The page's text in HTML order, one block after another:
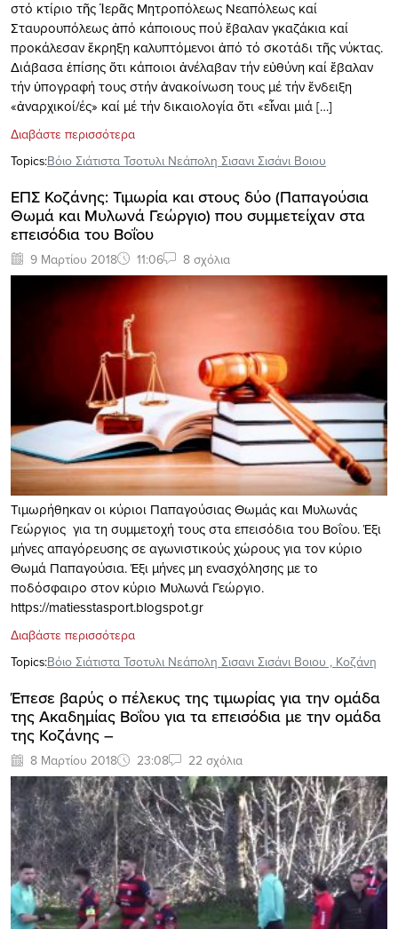
στό κτίριο τῆς Ἱερᾶς Μητροπόλεως Νεαπόλεως καί
Σταυρουπόλεως ἀπό κάποιους πού ἔβαλαν γκαζάκια καί
προκάλεσαν ἔκρηξη καλυπτόμενοι ἀπό τό σκοτάδι τῆς νύκτας.
Διάβασα ἐπίσης ὅτι κάποιοι ἀνέλαβαν τήν εὐθύνη καί ἔβαλαν
τήν ὑπογραφή τους στήν ἀνακοίνωση τους μέ τήν ἔνδειξη
«ἀναρχικοί/ές» καί μέ τήν δικαιολογία ὅτι «εἶναι μιά […]
Διαβάστε περισσότερα
Topics:Βόιο Σιάτιστα Τσοτυλι Νεάπολη Σισανι Σισάνι Βοιου
ΕΠΣ Κοζάνης: Τιμωρία και στους δύο (Παπαγούσια
Θωμά και Μυλωνά Γεώργιο) που συμμετείχαν στα
επεισόδια του Βοΐου
9 Μαρτίου 2018 11:06 8 σχόλια
Τιμωρήθηκαν οι κύριοι Παπαγούσιας Θωμάς και Μυλωνάς
Γεώργιος για τη συμμετοχή τους στα επεισόδια του Βοΐου. Έξι
μήνες απαγόρευσης σε αγωνιστικούς χώρους για τον κύριο
Θωμά Παπαγούσια. Έξι μήνες μη ενασχόλησης με το
ποδόσφαιρο στον κύριο Μυλωνά Γεώργιο.
https://matiesstasport.blogspot.gr
Διαβάστε περισσότερα
Topics:Βόιο Σιάτιστα Τσοτυλι Νεάπολη Σισανι Σισάνι Βοιου , Κοζάνη
Έπεσε βαρύς ο πέλεκυς της τιμωρίας για την ομάδα
της Ακαδημίας Βοΐου για τα επεισόδια με την ομάδα
της Κοζάνης –
8 Μαρτίου 2018 23:08 22 σχόλια